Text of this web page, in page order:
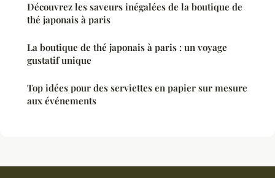
Découvrez les saveurs inégalées de la boutique de
thé japonais à paris
La boutique de thé japonais à paris : un voyage
gustatif unique
Top idées pour des serviettes en papier sur mesure
aux événements